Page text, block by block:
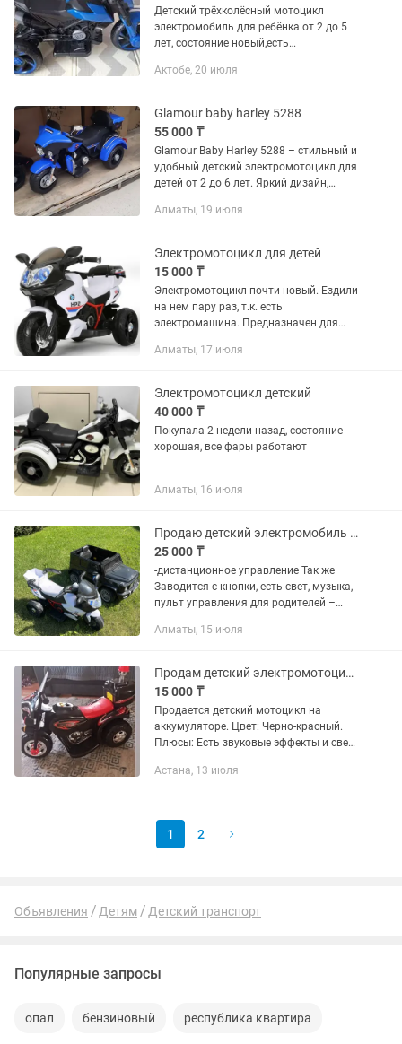
Детский трёхколёсный мотоцикл
электромобиль для ребёнка от 2 до 5
лет, состояние новый,есть
музыка,отличный подарок на день
Актобе, 20 июля
Glamour baby harley 5288
55 000 ₸
Glamour Baby Harley 5288 – стильный и
удобный детский электромотоцикл для
детей от 2 до 6 лет. Яркий дизайн,
управление делают его идеальным для
Алматы, 19 июля
Электромотоцикл для детей
15 000 ₸
Электромотоцикл почти новый. Ездили
на нем пару раз, т.к. есть
электромашина. Предназначен для
Данная модель снабжена большими и
Алматы, 17 июля
Электромотоцикл детский
40 000 ₸
Покупала 2 недели назад, состояние
хорошая, все фары работают
Алматы, 16 июля
Продаю детский электромобиль и электромотоцикл
25 000 ₸
-дистанционное управление Так же
Заводится с кнопки, есть свет, музыка,
пульт управления для родителей –
состояние, использовался аккуратно
Алматы, 15 июля
Продам детский электромотоцикл с сиреной
15 000 ₸
Продается детский мотоцикл на
аккумуляторе. Цвет: Черно-красный.
Плюсы: Есть звуковые эффекты и свет.
до 4-5 лет. Зарядка: Своя,
Астана, 13 июля
1 2
Объявления Детям Детский транспорт
Популярные запросы
опал бензиновый республика квартира